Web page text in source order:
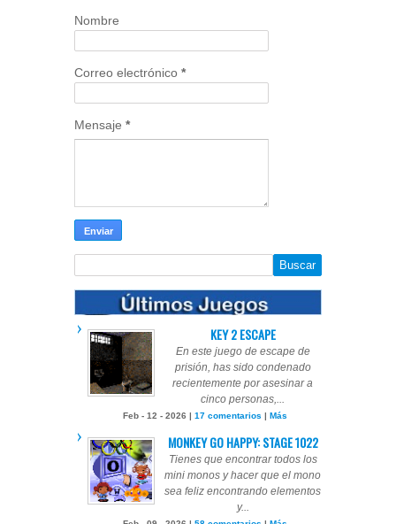
Nombre
Correo electrónico *
Mensaje *
KEY 2 ESCAPE
En este juego de escape de
prisión, has sido condenado
recientemente por asesinar a
cinco personas,...
Feb - 12 - 2026 | 17 comentarios | Más
MONKEY GO HAPPY: STAGE 1022
Tienes que encontrar todos los
mini monos y hacer que el mono
sea feliz encontrando elementos
y...